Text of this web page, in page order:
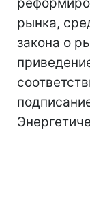
рынка,
закона о